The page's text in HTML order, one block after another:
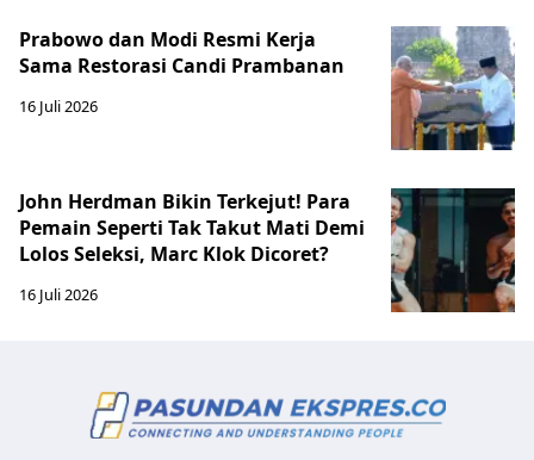
Prabowo dan Modi Resmi Kerja
Sama Restorasi Candi Prambanan
16 Juli 2026
John Herdman Bikin Terkejut! Para
Pemain Seperti Tak Takut Mati Demi
Lolos Seleksi, Marc Klok Dicoret?
16 Juli 2026